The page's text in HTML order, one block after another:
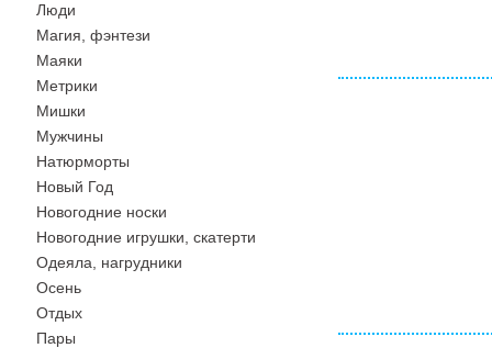
Люди
Магия, фэнтези
Маяки
Метрики
Мишки
Мужчины
Натюрморты
Новый Год
Новогодние носки
Новогодние игрушки, скатерти
Одеяла, нагрудники
Осень
Отдых
Пары